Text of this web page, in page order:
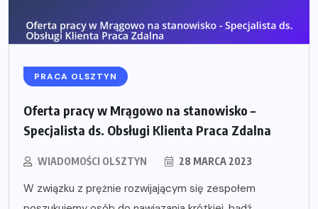
PRACA OLSZTYN
Oferta pracy w Mrągowo na stanowisko –
Specjalista ds. Obsługi Klienta Praca Zdalna
WIADOMOŚCI OLSZTYN 28 MARCA 2023
W związku z prężnie rozwijającym się zespołem